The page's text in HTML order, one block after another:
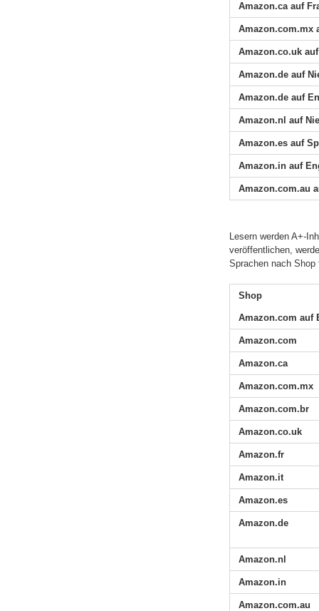
Amazon.ca auf
Amazon.com.mx
Amazon.co.uk
Amazon.de auf
Amazon.de auf
Amazon.nl auf
Amazon.es auf
Amazon.in auf
Amazon.com.au
Lesern werden A+-
veröffentlichen,
Sprachen nach Shop
Shop
Amazon.com auf
Amazon.com
Amazon.ca
Amazon.com.mx
Amazon.com.br
Amazon.co.uk
Amazon.fr
Amazon.it
Amazon.es
Amazon.de
Amazon.nl
Amazon.in
Amazon.com.au